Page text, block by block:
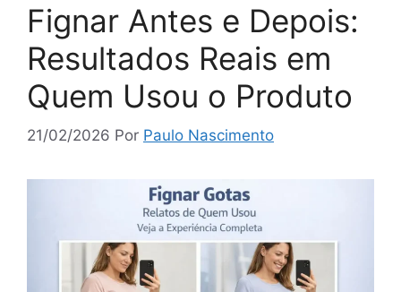
Fignar Antes e Depois:
Resultados Reais em
Quem Usou o Produto
21/02/2026 Por Paulo Nascimento